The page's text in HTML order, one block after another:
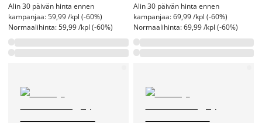
Alin 30 päivän hinta ennen
kampanjaa: 59,99 /kpl (-60%)
Normaalihinta: 59,99 /kpl (-60%)
Alin 30 päivän hinta ennen
kampanjaa: 69,99 /kpl (-60%)
Normaalihinta: 69,99 /kpl (-60%)